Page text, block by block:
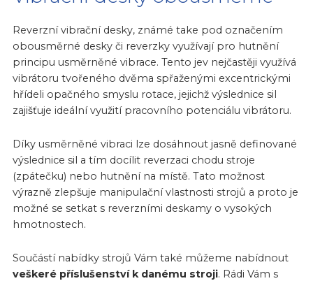
Reverzní vibrační desky, známé take pod označením
obousměrné desky či reverzky využívají pro hutnění
principu usměrněné vibrace. Tento jev nejčastěji využívá
vibrátoru tvořeného dvěma spřaženými excentrickými
hřídeli opačného smyslu rotace, jejichž výslednice sil
zajišťuje ideální využití pracovního potenciálu vibrátoru.
Díky usměrněné vibraci lze dosáhnout jasně definované
výslednice sil a tím docílit reverzaci chodu stroje
(zpátečku) nebo hutnění na místě. Tato možnost
výrazně zlepšuje manipulační vlastnosti strojů a proto je
možné se setkat s reverzními deskamy o vysokých
hmotnostech.
Součástí nabídky strojů Vám také můžeme nabídnout
veškeré příslušenství k danému stroji. Rádi Vám s